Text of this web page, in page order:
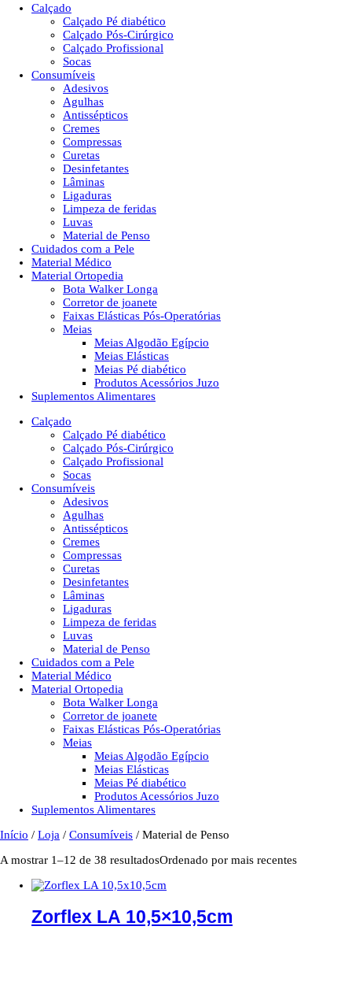
Calçado
Calçado Pé diabético
Calçado Pós-Cirúrgico
Calçado Profissional
Socas
Consumíveis
Adesivos
Agulhas
Antissépticos
Cremes
Compressas
Curetas
Desinfetantes
Lâminas
Ligaduras
Limpeza de feridas
Luvas
Material de Penso
Cuidados com a Pele
Material Médico
Material Ortopedia
Bota Walker Longa
Corretor de joanete
Faixas Elásticas Pós-Operatórias
Meias
Meias Algodão Egípcio
Meias Elásticas
Meias Pé diabético
Produtos Acessórios Juzo
Suplementos Alimentares
Calçado
Calçado Pé diabético
Calçado Pós-Cirúrgico
Calçado Profissional
Socas
Consumíveis
Adesivos
Agulhas
Antissépticos
Cremes
Compressas
Curetas
Desinfetantes
Lâminas
Ligaduras
Limpeza de feridas
Luvas
Material de Penso
Cuidados com a Pele
Material Médico
Material Ortopedia
Bota Walker Longa
Corretor de joanete
Faixas Elásticas Pós-Operatórias
Meias
Meias Algodão Egípcio
Meias Elásticas
Meias Pé diabético
Produtos Acessórios Juzo
Suplementos Alimentares
Início / Loja / Consumíveis / Material de Penso
A mostrar 1–12 de 38 resultadosOrdenado por mais recentes
Zorflex LA 10,5×10,5cm